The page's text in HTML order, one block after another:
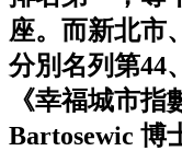
座。而新北市
分別名列第44
《幸福城市指
Bartosewic 博